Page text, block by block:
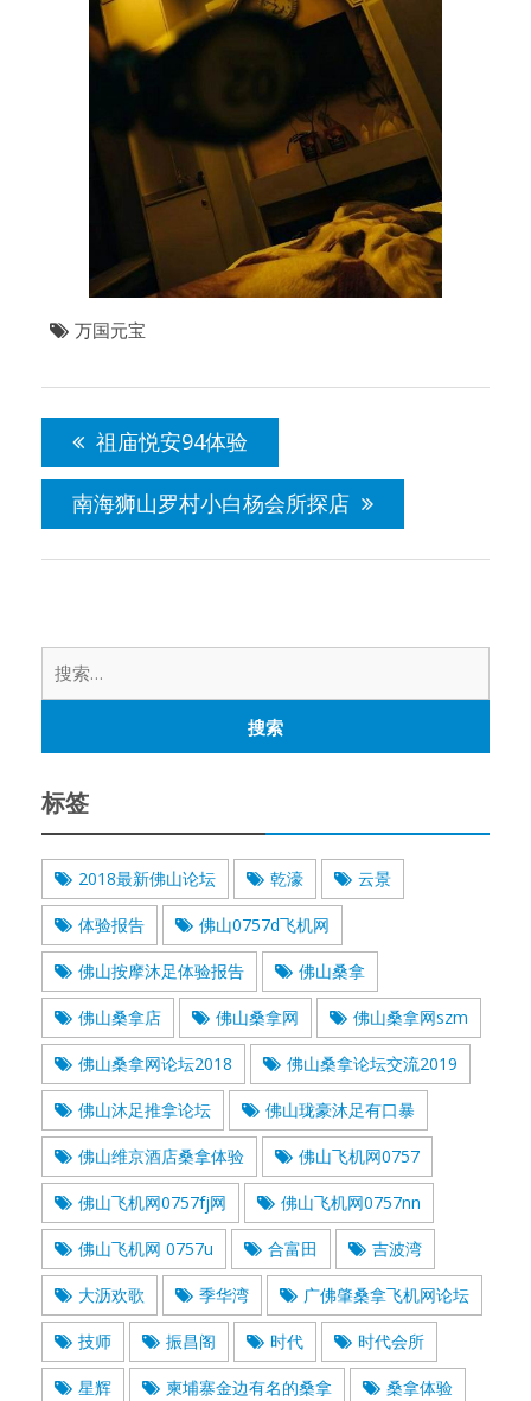
万国元宝
导
航
祖庙悦安94体验
南海狮山罗村小白杨会所探店
标签
2018最新佛山论坛 乾濠 云景
体验报告 佛山0757d飞机网
佛山按摩沐足体验报告 佛山桑拿
佛山桑拿店 佛山桑拿网 佛山桑拿网szm
佛山桑拿网论坛2018 佛山桑拿论坛交流2019
佛山沐足推拿论坛 佛山珑豪沐足有口暴
佛山维京酒店桑拿体验 佛山飞机网0757
佛山飞机网0757fj网 佛山飞机网0757nn
佛山飞机网 0757u 合富田 吉波湾
大沥欢歌 季华湾 广佛肇桑拿飞机网论坛
技师 振昌阁 时代 时代会所
星辉 柬埔寨金边有名的桑拿 桑拿体验